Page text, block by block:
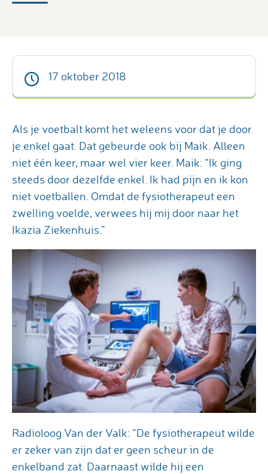
17 oktober 2018
Als je voetbalt komt het weleens voor dat je door
je enkel gaat. Dat gebeurde ook bij Maik. Alleen
niet één keer, maar wel vier keer. Maik: “Ik ging
steeds door dezelfde enkel. Ik had pijn en ik kon
niet voetballen. Omdat de fysiotherapeut een
zwelling voelde, verwees hij mij door naar het
Ikazia Ziekenhuis.”
Radioloog Van der Valk: “De fysiotherapeut wilde
er zeker van zijn dat er geen scheur in de
enkelband zat. Daarnaast wilde hij een